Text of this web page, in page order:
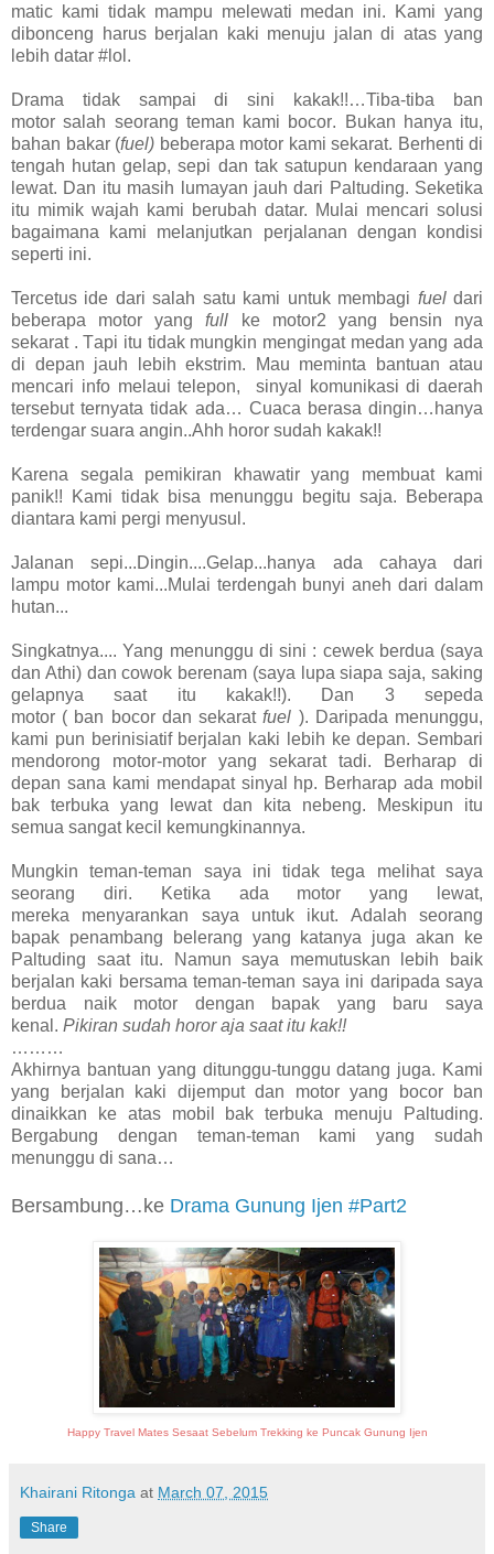
matic kami tidak mampu melewati medan ini. Kami yang
dibonceng harus berjalan kaki menuju jalan di atas yang
lebih datar #lol.
Drama tidak sampai di sini kakak!!…Tiba-tiba ban
motor salah seorang teman kami bocor. Bukan hanya itu,
bahan bakar (fuel) beberapa motor kami sekarat. Berhenti di
tengah hutan gelap, sepi dan tak satupun kendaraan yang
lewat. Dan itu masih lumayan jauh dari Paltuding. Seketika
itu mimik wajah kami berubah datar. Mulai mencari solusi
bagaimana kami
melanjutkan perjalanan dengan kondisi
seperti ini.
Tercetus ide dari salah satu kami untuk membagi fuel dari
beberapa motor yang
full
ke motor2 yang bensin nya
sekarat . Tapi itu tidak mungkin mengingat medan yang ada
di depan jauh lebih ekstrim.
Mau meminta bantuan atau
mencari info melaui telepon, sinyal komunikasi di daerah
tersebut ternyata tidak ada… Cuaca berasa dingin…hanya
terdengar suara angin..Ahh horor sudah kakak!!
Karena segala pemikiran khawatir yang membuat kami
panik!! Kami tidak bisa menunggu begitu saja. Beberapa
diantara kami pergi menyusul.
Jalanan sepi...Dingin....Gelap...hanya ada cahaya dari
lampu motor kami...Mulai terdengah bunyi aneh dari dalam
hutan...
Singkatnya.... Yang menunggu di sini : cewek berdua (saya
dan Athi) dan cowok berenam (saya lupa siapa saja, saking
gelapnya saat itu kakak!!). Dan
3
sepeda
motor ( ban bocor dan sekarat fuel ). Daripada menunggu,
kami pun berinisiatif berjalan kaki lebih ke depan. Sembari
mendorong motor-motor yang sekarat tadi. Berharap di
depan sana kami mendapat sinyal hp. Berharap ada mobil
bak terbuka yang lewat dan kita nebeng.
Meskipun itu
semua sangat kecil kemungkinannya.
Mungkin teman-teman saya ini tidak tega melihat saya
seorang diri. Ketika ada motor yang lewat,
mereka
menyarankan saya untuk ikut. Adalah seorang
bapak penambang belerang yang katanya
juga akan
ke
Paltuding
saat itu. Namun saya memutuskan
lebih baik
berjalan kaki bersama teman-teman saya ini daripada saya
berdua naik motor dengan bapak yang baru saya
kenal. Pikiran sudah horor aja saat itu kak!!
………
Akhirnya bantuan yang ditunggu-tunggu datang juga. Kami
yang berjalan kaki dijemput dan motor yang bocor ban
dinaikkan ke atas mobil bak terbuka menuju Paltuding.
Bergabung dengan teman-teman kami yang sudah
menunggu di sana…
Bersambung…ke Drama Gunung Ijen #Part2
Happy Travel Mates Sesaat Sebelum Trekking ke Puncak Gunung Ijen
Khairani Ritonga at March 07, 2015
Share